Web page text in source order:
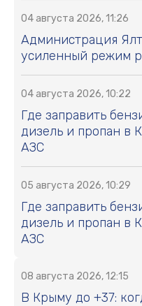
04 августа 2026, 11:26
Администрация
усиленный режим
04 августа 2026, 10:22
Где заправить
дизель и пропан в
АЗС
05 августа 2026, 10:29
Где заправить
дизель и пропан в
АЗС
08 августа 2026, 12:15
В Крыму до +37: